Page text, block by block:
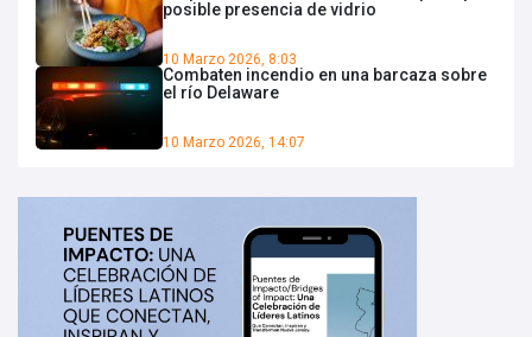
posible presencia de vidrio
10 Marzo 2026, 8:03
Combaten incendio en una barcaza sobre
el río Delaware
10 Marzo 2026, 14:07